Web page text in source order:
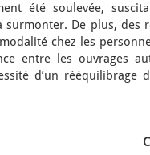
été soulevée,
surmonter. De plus,
chez les
entre les ouvrages
d’un